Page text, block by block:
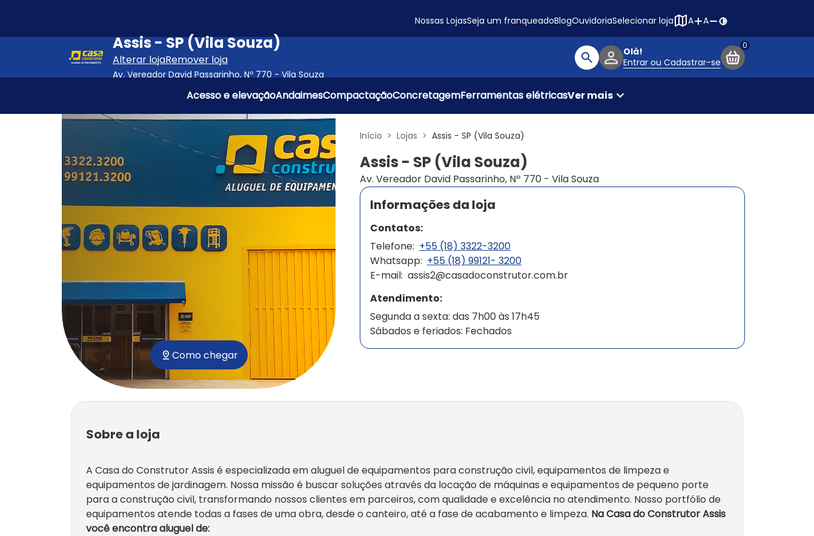
Nossas LojasSeja um franqueadoBlogOuvidoriaSelecionar loja A A
Assis - SP (Vila Souza)
Alterar lojaRemover loja
Av. Vereador David Passarinho, Nº 770 - Vila Souza Buscar produtos
Olá!
Entrar ou Cadastrar-se
Acesso e elevaçãoAndaimesCompactaçãoConcretagemFerramentas elétricasVer mais
Como chegar
Início Lojas Assis - SP (Vila Souza)
Assis - SP (Vila Souza)
Av. Vereador David Passarinho, Nº 770 - Vila Souza
Informações da loja
Contatos:
Telefone: +55 (18) 3322-3200
Whatsapp: +55 (18) 99121- 3200
E-mail: assis2@casadoconstrutor.com.br
Atendimento:
Segunda a sexta: das 7h00 às 17h45
Sábados e feriados: Fechados
Sobre a loja
A Casa do Construtor Assis é especializada em aluguel de equipamentos para construção civil, equipamentos de limpeza e
equipamentos de jardinagem. Nossa missão é buscar soluções através da locação de máquinas e equipamentos de pequeno porte
para a construção civil, transformando nossos clientes em parceiros, com qualidade e excelência no atendimento. Nosso portfólio de
equipamentos atende todas a fases de uma obra, desde o canteiro, até a fase de acabamento e limpeza. Na Casa do Construtor Assis
você encontra aluguel de: